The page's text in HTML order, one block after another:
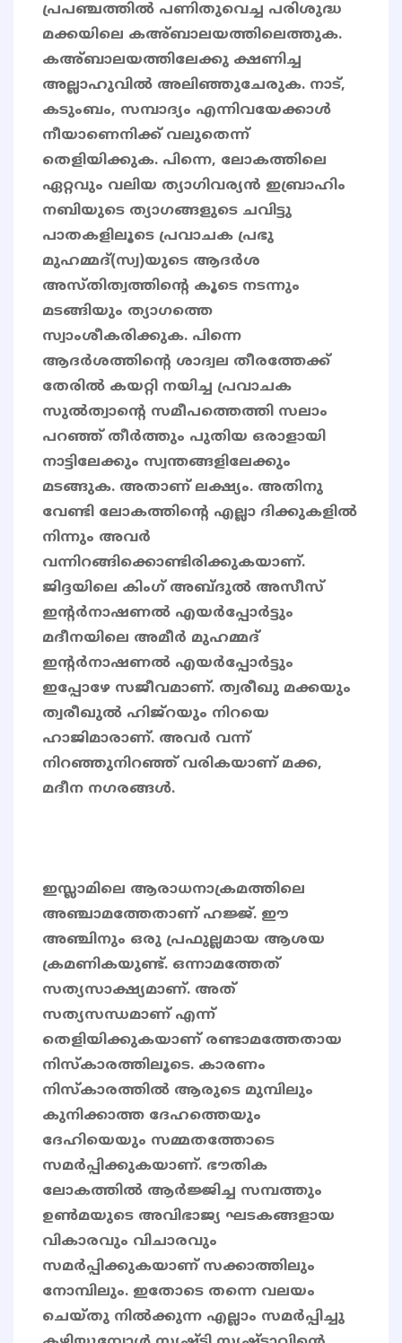
പ്രപഞ്ചത്തിൽ പണിതുവെച്ച പരിശുദ്ധ
മക്കയിലെ കഅ്ബാലയത്തിലെത്തുക.
കഅ്ബാലയത്തിലേക്കു ക്ഷണിച്ച
അല്ലാഹുവിൽ അലിഞ്ഞുചേരുക. നാട്,
കടുംബം, സമ്പാദ്യം എന്നിവയേക്കാൾ
നീയാണെനിക്ക് വലുതെന്ന്
തെളിയിക്കുക. പിന്നെ, ലോകത്തിലെ
ഏറ്റവും വലിയ ത്യാഗിവര്യൻ ഇബ്രാഹിം
നബിയുടെ ത്യാഗങ്ങളുടെ ചവിട്ടു
പാതകളിലൂടെ പ്രവാചക പ്രഭു
മുഹമ്മദ്(സ്വ)യുടെ ആദർശ
അസ്തിത്വത്തിന്റെ കൂടെ നടന്നും
മടങ്ങിയും ത്യാഗത്തെ
സ്വാംശീകരിക്കുക. പിന്നെ
ആദർശത്തിന്റെ ശാദ്വല തീരത്തേക്ക്
തേരിൽ കയറ്റി നയിച്ച പ്രവാചക
സുൽത്വാന്റെ സമീപത്തെത്തി സലാം
പറഞ്ഞ് തീർത്തും പുതിയ ഒരാളായി
നാട്ടിലേക്കും സ്വന്തങ്ങളിലേക്കും
മടങ്ങുക. അതാണ് ലക്ഷ്യം. അതിനു
വേണ്ടി ലോകത്തിന്റെ എല്ലാ ദിക്കുകളിൽ
നിന്നും അവർ
വന്നിറങ്ങിക്കൊണ്ടിരിക്കുകയാണ്.
ജിദ്ദയിലെ കിംഗ് അബ്ദുൽ അസീസ്
ഇന്റർനാഷണൽ എയർപ്പോർട്ടും
മദീനയിലെ അമീർ മുഹമ്മദ്
ഇന്റർനാഷണൽ എയർപ്പോർട്ടും
ഇപ്പോഴേ സജീവമാണ്. ത്വരീഖു മക്കയും
ത്വരീഖുൽ ഹിജ്റയും നിറയെ
ഹാജിമാരാണ്. അവർ വന്ന്
നിറഞ്ഞുനിറഞ്ഞ് വരികയാണ് മക്ക,
മദീന നഗരങ്ങൾ.
ഇസ്ലാമിലെ ആരാധനാക്രമത്തിലെ
അഞ്ചാമത്തേതാണ് ഹജ്ജ്. ഈ
അഞ്ചിനും ഒരു പ്രഫുല്ലമായ ആശയ
ക്രമണികയുണ്ട്. ഒന്നാമത്തേത്
സത്യസാക്ഷ്യമാണ്. അത്
സത്യസന്ധമാണ് എന്ന്
തെളിയിക്കുകയാണ് രണ്ടാമത്തേതായ
നിസ്കാരത്തിലൂടെ. കാരണം
നിസ്കാരത്തിൽ ആരുടെ മുമ്പിലും
കുനിക്കാത്ത ദേഹത്തെയും
ദേഹിയെയും സമ്മതത്തോടെ
സമർപ്പിക്കുകയാണ്. ഭൗതിക
ലോകത്തിൽ ആർജ്ജിച്ച സമ്പത്തും
ഉൺമയുടെ അവിഭാജ്യ ഘടകങ്ങളായ
വികാരവും വിചാരവും
സമർപ്പിക്കുകയാണ് സക്കാത്തിലും
നോമ്പിലും. ഇതോടെ തന്നെ വലയം
ചെയ്തു നിൽക്കുന്ന എല്ലാം സമർപ്പിച്ചു